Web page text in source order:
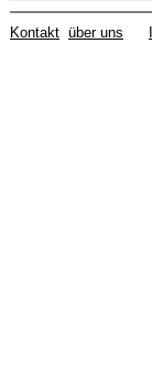
Kontakt über uns